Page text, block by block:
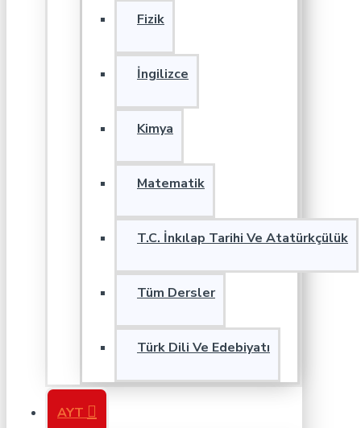
Fizik
İngilizce
Kimya
Matematik
T.C. İnkılap Tarihi Ve Atatürkçülük
Tüm Dersler
Türk Dili Ve Edebiyatı
AYT